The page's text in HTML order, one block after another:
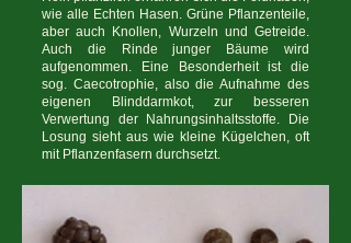
wie alle Echten Hasen. Grüne Pflanzenteile,
aber auch Knollen, Wurzeln und Getreide.
Auch die Rinde junger Bäume wird
aufgenommen. Eine Besonderheit ist die
sog. Caecotrophie, also die Aufnahme des
eigenen Blinddarmkot, zur besseren
Verwertung der Nahrungsinhaltsstoffe. Die
Losung sieht aus wie kleine Kügelchen, oft
mit Pflanzenfasern durchsetzt.